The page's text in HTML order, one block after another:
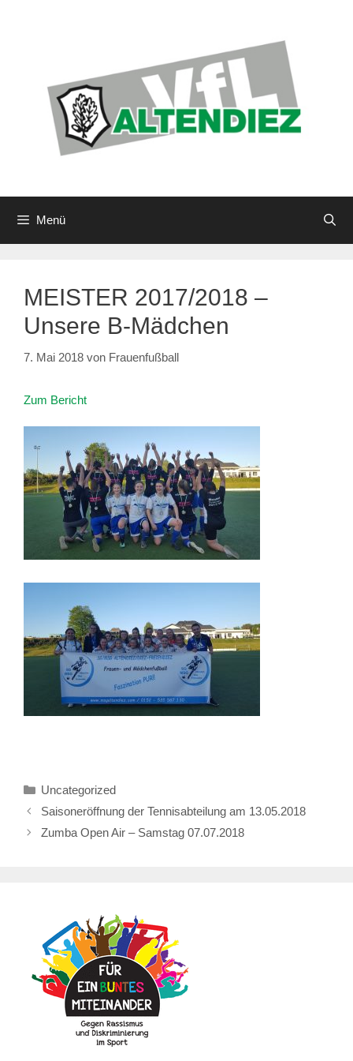
Menü
MEISTER 2017/2018 –
Unsere B-Mädchen
7. Mai 2018 von Frauenfußball
Zum Bericht
Kategorien
Uncategorized
Saisoneröffnung der Tennisabteilung am 13.05.2018
Zumba Open Air – Samstag 07.07.2018